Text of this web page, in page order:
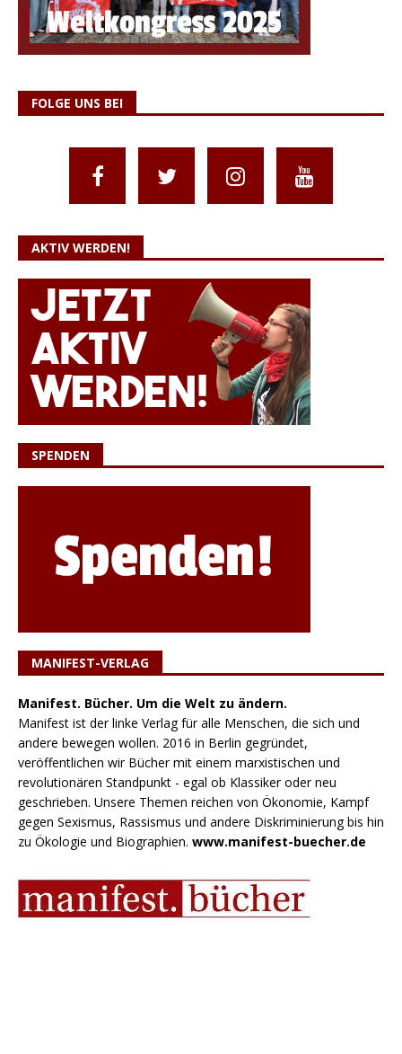
FOLGE UNS BEI
AKTIV WERDEN!
SPENDEN
MANIFEST-VERLAG
Manifest. Bücher. Um die Welt zu ändern.
Manifest ist der linke Verlag für alle Menschen, die sich und
andere bewegen wollen. 2016 in Berlin gegründet,
veröffentlichen wir Bücher mit einem marxistischen und
revolutionären Standpunkt - egal ob Klassiker oder neu
geschrieben. Unsere Themen reichen von Ökonomie, Kampf
gegen Sexismus, Rassismus und andere Diskriminierung bis hin
zu Ökologie und Biographien. www.manifest-buecher.de